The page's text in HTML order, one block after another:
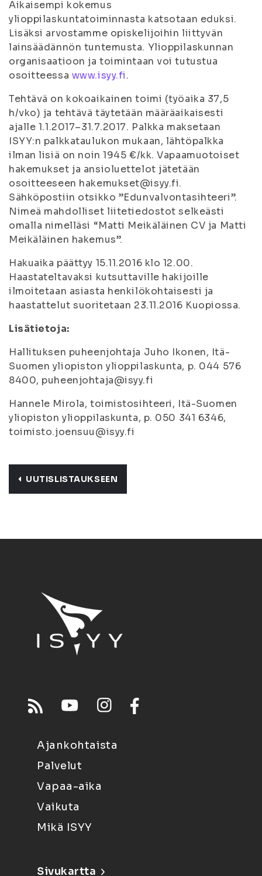
Aikaisempi kokemus
ylioppilaskuntatoiminnasta katsotaan eduksi.
Lisäksi arvostamme opiskelijoihin liittyvän
lainsäädännön tuntemusta. Ylioppilaskunnan
organisaatioon ja toimintaan voi tutustua
osoitteessa www.isyy.fi.
Tehtävä on kokoaikainen toimi (työaika 37,5
h/vko) ja tehtävä täytetään määräaikaisesti
ajalle 1.1.2017–31.7.2017. Palkka maksetaan
ISYY:n palkkataulukon mukaan, lähtöpalkka
ilman lisiä on noin 1945 €/kk. Vapaamuotoiset
hakemukset ja ansioluettelot jätetään
osoitteeseen hakemukset@isyy.fi.
Sähköpostiin otsikko ”Edunvalvontasihteeri”.
Nimeä mahdolliset liitetiedostot selkeästi
omalla nimelläsi “Matti Meikäläinen CV ja Matti
Meikäläinen hakemus”.
Hakuaika päättyy 15.11.2016 klo 12.00.
Haastateltavaksi kutsuttaville hakijoille
ilmoitetaan asiasta henkilökohtaisesti ja
haastattelut suoritetaan 23.11.2016 Kuopiossa.
Lisätietoja:
Hallituksen puheenjohtaja Juho Ikonen, Itä-
Suomen yliopiston ylioppilaskunta, p. 044 576
8400, puheenjohtaja@isyy.fi
Hannele Mirola, toimistosihteeri, Itä-Suomen
yliopiston ylioppilaskunta, p. 050 341 6346,
toimisto.joensuu@isyy.fi
UUTISLISTAUKSEEN
Ajankohtaista
Palvelut
Vapaa-aika
Vaikuta
Mikä ISYY
Sivukartta